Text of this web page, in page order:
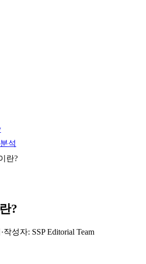
석
란?
?
·작성자: SSP Editorial Team